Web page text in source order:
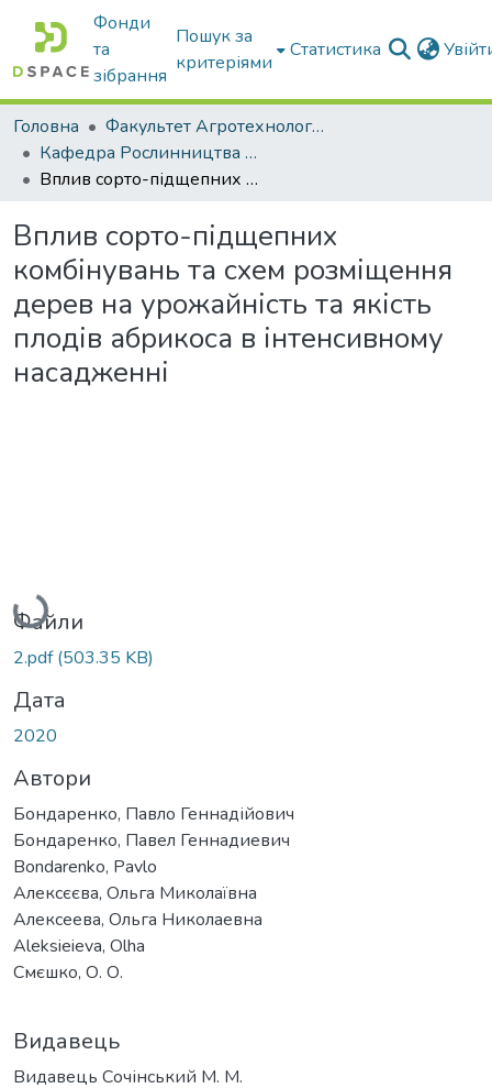
Фонди
та
зібрання
Пошук за
критеріями
Статистика
Головна
Факультет Агротехнологій та екології
Кафедра Рослинництва та садівництва ім. професора В.В. Калитки
Вплив сорто-підщепних комбінувань та схем розміщення дерев на урожайність та якість плодів абрикоса в інтенсивному насадженні
Вплив сорто-підщепних
комбінувань та схем розміщення
дерев на урожайність та якість
плодів абрикоса в інтенсивному
насадженні
Вантажиться...
Файли
2.pdf(503.35 KB)
Дата
2020
Автори
Бондаренко, Павло Геннадійович
Бондаренко, Павел Геннадиевич
Bondarenko, Pavlo
Алексєєва, Ольга Миколаївна
Алексеева, Ольга Николаевна
Aleksieieva, Olha
Смєшко, О. О.
Видавець
Видавець Сочінський М. М.